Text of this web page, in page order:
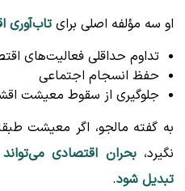
او سه مؤلفه اصلی برایتاب‌آوری
تداوم حداقلی فعالیت‌های
حفظ انسجام اجتماعی
جلوگیری از سقوط معیشت
به گفته مالجو، اگر معیشت
نگیرد،بحران اقتصادی
تبدیل شود.